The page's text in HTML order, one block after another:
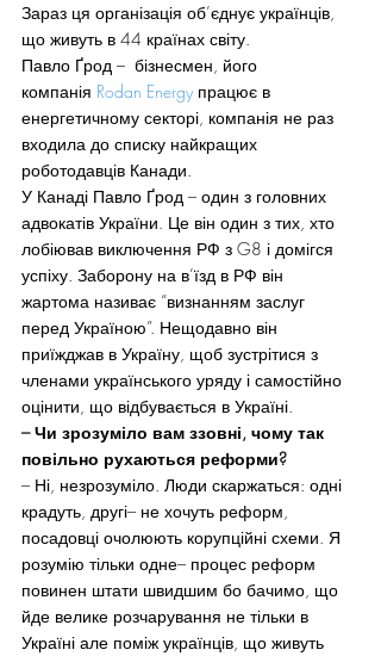
Зараз ця організація об’єднує українців,
що живуть в 44 країнах світу.
Павло Ґрод –  бізнесмен, його
компанія Rodan Energy працює в
енергетичному секторі, компанія не раз
входила до списку найкращих
роботодавців Канади.
У Канаді Павло Ґрод – один з головних
адвокатів України. Це він один з тих, хто
лобіював виключення РФ з G8 і домігся
успіху. Заборону на в’їзд в РФ він
жартома називає “визнанням заслуг
перед Україною”. Нещодавно він
приїжджав в Україну, щоб зустрітися з
членами українського уряду і самостійно
оцінити, що відбувається в Україні.
– Чи зрозуміло вам ззовні, чому так
повільно рухаються реформи?
– Ні, незрозуміло. Люди скаржаться: одні
крадуть, другі– не хочуть реформ,
посадовці очолюють корупційні схеми. Я
розумію тільки одне– процес реформ
повинен штати швидшим бо бачимо, що
йде велике розчарування не тільки в
Україні але поміж українців, що живуть